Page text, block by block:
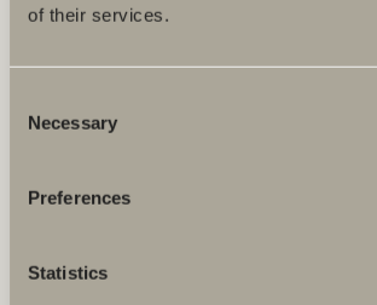
of their services.
Selection
Necessary
Preferences
Statistics
Hos oss hittar du allt för hela badrummet. Från
Verkstadsvägen 1
Svedbergs kundservice.